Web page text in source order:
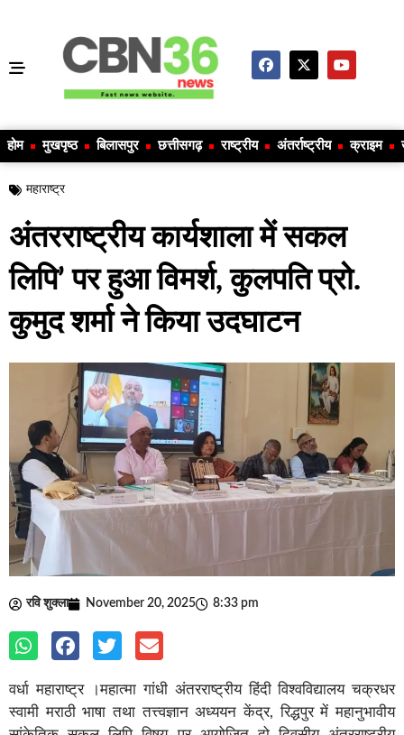
होम मुखपृष्ठ बिलासपुर छत्तीसगढ़ राष्ट्रीय अंतर्राष्ट्रीय क्राइम
महाराष्ट्र
अंतरराष्ट्रीय कार्यशाला में सकल
लिपि’ पर हुआ विमर्श, कुलपति प्रो.
कुमुद शर्मा ने किया उदघाटन
रवि शुक्ला November 20, 2025 8:33 pm
वर्धा महाराष्ट्र ।महात्मा गांधी अंतरराष्ट्रीय हिंदी विश्वविद्यालय चक्रधर
स्वामी मराठी भाषा तथा तत्त्वज्ञान अध्ययन केंद्र, रिद्धपुर में महानुभावीय